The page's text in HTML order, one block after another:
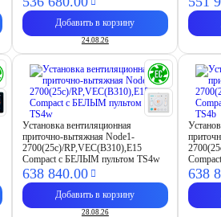
Добавить в корзину
24.08.26
Установка вентиляционная
приточно-вытяжная Node1-
2700(25c)/RP,VEC(B310),E15
Compact с БЕЛЫМ пультом TS4w
638 840.00
Добавить в корзину
28.08.26
638